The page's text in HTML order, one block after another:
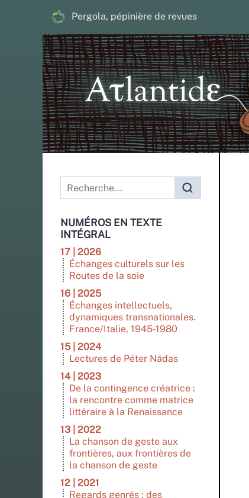
Pergola, pépinière de revues
Menu principal
NUMÉROS EN TEXTE
INTÉGRAL
17 | 2026
Échanges culturels sur les
Routes de la soie
16 | 2025
Échanges intellectuels,
dynamiques transnationales.
France/Italie, 1945-1980
15 | 2024
Lectures de Péter Nádas
14 | 2023
De la contingence créatrice :
la rencontre comme matrice
littéraire à la Renaissance
13 | 2022
La chanson de geste aux
frontières, aux frontières de
la chanson de geste
12 | 2021
Regards genrés : des